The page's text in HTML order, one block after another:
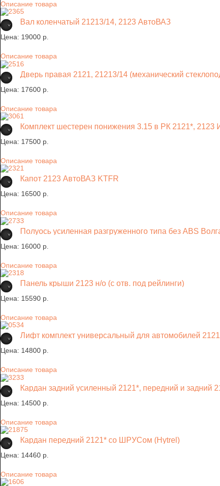
Описание товара
Вал коленчатый 21213/14, 2123 АвтоВАЗ
Цена: 19000 p.
Описание товара
Дверь правая 2121, 21213/14 (механический
Цена: 17600 p.
Описание товара
Комплект шестерен понижения 3.15 в РК 2121*,
Цена: 17500 p.
Описание товара
Капот 2123 АвтоВАЗ KTFR
Цена: 16500 p.
Описание товара
Полуось усиленная разгруженного типа без ABS
Цена: 16000 p.
Описание товара
Панель крыши 2123 н/о (с отв. под рейлинги)
Цена: 15590 p.
Описание товара
Лифт комплект универсальный для автомобилей
Цена: 14800 p.
Описание товара
Кардан задний усиленный 2121*, передний и задний
Цена: 14500 p.
Описание товара
Кардан передний 2121* со ШРУСом (Hytrel)
Цена: 14460 p.
Описание товара